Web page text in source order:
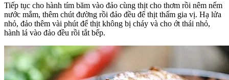
Tiếp tục cho hành tím băm vào đảo cùng thịt cho thơm rồi nêm nếm
nước mắm, thêm chút đường rồi đảo đều để thịt thấm gia vị. Hạ lửa
nhỏ, đảo thêm vài phút để thịt không bị cháy và cho ớt thái nhỏ,
hành lá vào đảo đều rồi tắt bếp.